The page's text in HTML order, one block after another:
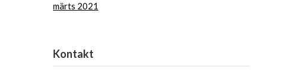
märts 2021
Kontakt